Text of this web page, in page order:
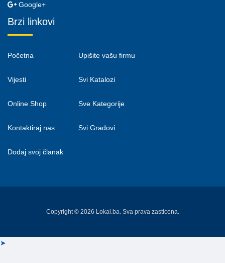
Google+
Brzi linkovi
Početna
Vijesti
Online Shop
Kontaktiraj nas
Dodaj svoj članak
Upišite vašu firmu
Svi Katalozi
Sve Kategorije
Svi Gradovi
Copyright © 2026 Lokal.ba. Sva prava zasticena.
➤